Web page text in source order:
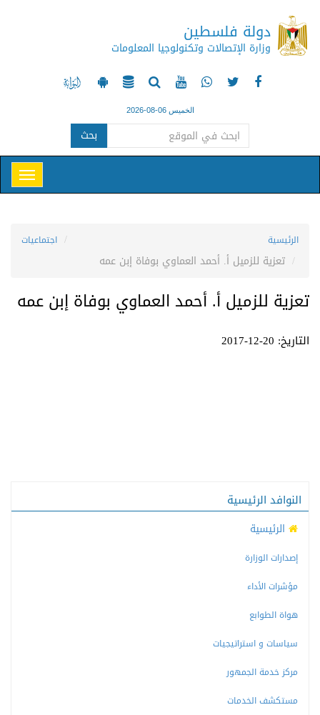
دولة فلسطين
وزارة الإتصالات وتكنولوجيا المعلومات
الخميس 06-08-2026
بحث
الرئيسية اجتماعيات
تعزية للزميل أ. أحمد العماوي بوفاة إبن عمه
تعزية للزميل أ. أحمد العماوي بوفاة إبن عمه
التاريخ: 20-12-2017
النوافد الرئيسية
الرئيسية
إصدارات الوزارة
مؤشرات الأداء
هواة الطوابع
سياسات و استراتيجيات
مركز خدمة الجمهور
مستكشف الخدمات